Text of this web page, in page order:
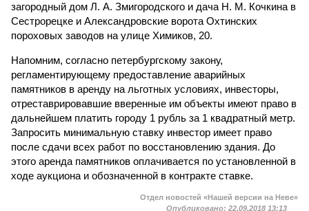
загородный дом Л. А. Змигородского и дача Н. М. Кочкина в
Сестрорецке и Александровские ворота Охтинских
пороховых заводов на улице Химиков, 20.
Напомним, согласно петербургскому закону,
регламентирующему предоставление аварийных
памятников в аренду на льготных условиях, инвесторы,
отреставрировавшие вверенные им объекты имеют право в
дальнейшем платить городу 1 рубль за 1 квадратный метр.
Запросить минимальную ставку инвестор имеет право
после сдачи всех работ по восстановлению здания. До
этого аренда памятников оплачивается по установленной в
ходе аукциона и обозначенной в контракте ставке.
Отдел новостей «Нашей версии на Неве»
Опубликовано: 22.09.2018 13:13